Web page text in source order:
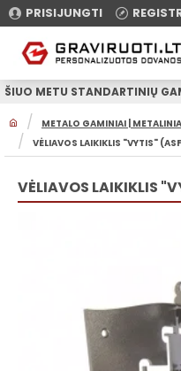
PRISIJUNGTI
O
M
E
METALO GAMINIAI |
VĖLIAVOS LAIKIKLIS "VYTIS"
ŠIUO METU STANDARTINIŲ
VĖLIAVOS LAIKIKLIS